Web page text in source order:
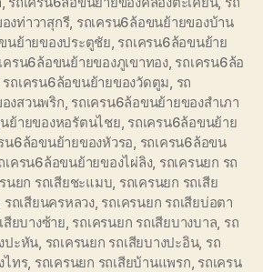
งท่าวาสุกรี, รถเครน6ล้อขนย้ายของบ้าน
นย้ายของประตูชัย รถเครน6ล้อขนย้าย
ครน6ล้อขนย้ายของภูเขาทอง, รถเครน6ล้อ
รถเครน6ล้อขนย้ายของวัดตูม รถ
งสวนพริก รถเครน6ล้อขนย้ายของสำเภา
ย้ายของหอรัตนไชย รถเครน6ล้อขนย้าย
น6ล้อขนย้ายของหัวรอ รถเครน6ล้อขน
เครน6ล้อขนย้ายของไผ่ลิง, รถเครนยก รถ
นยก รถเสียชะแมบ รถเครนยก รถเสีย
รถเสียนครหลวง, รถเครนยก รถเสียบ่อตา
สียบางซ้าย รถเครนยก รถเสียบางบาล รถ
ปะหัน รถเครนยก รถเสียบางปะอิน, รถ
ไทร, รถเครนยก รถเสียบ้านแพรก รถเครน